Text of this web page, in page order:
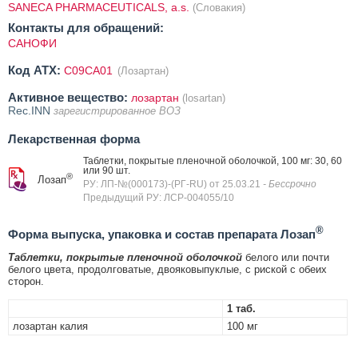
SANECA PHARMACEUTICALS, a.s. (Словакия)
Контакты для обращений:
САНОФИ
Код ATX: C09CA01 (Лозартан)
Активное вещество: лозартан (losartan)
Rec.INN зарегистрированное ВОЗ
Лекарственная форма
Лозап®
Таблетки, покрытые пленочной оболочкой, 100 мг: 30, 60
или 90 шт.
РУ: ЛП-№(000173)-(РГ-RU) от 25.03.21 - Бессрочно
Предыдущий РУ: ЛСР-004055/10
Форма выпуска, упаковка и состав препарата Лозап®
Таблетки, покрытые пленочной оболочкой белого или почти
белого цвета, продолговатые, двояковыпуклые, с риской с обеих
сторон.
1 таб.
лозартан калия
100 мг